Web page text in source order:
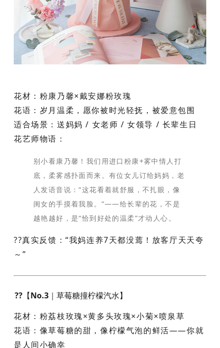
花材 ：粉康乃馨×戴安娜粉玫瑰
花语 ：岁月温柔，愿你被时光轻抚，被爱意包围
适合场景 ：送妈妈 / 女老师 / 女领导 / 长辈生日
花艺师物语 ：
别小看康乃馨！我们用进口粉康+雾中情人打
底，柔雾感扑面而来。有位女儿订给妈妈，老
人发语音说：“这花看着就舒服，不扎眼，像
闺女的手摸着我脸。”——给长辈的花，不是
越艳越好，是“恰到好处的温柔”才动人心。
??真实反馈：“我妈连养7天都没蔫！放客厅天天夸
～”
??【No.3｜草莓糖撞柠檬汽水】
花材 ：粉荔枝玫瑰×黄多头玫瑰×小菊×喷泉草
花语 ：像草莓糖的甜，像柠檬气泡的鲜活——你就
是人间小确幸